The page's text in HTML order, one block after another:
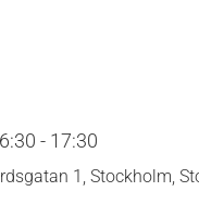
- 17:30
1, Stockholm,